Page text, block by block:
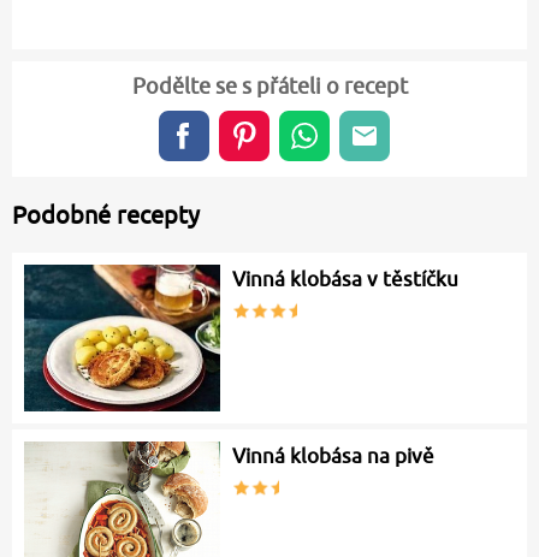
Podělte se s přáteli o recept
Podobné recepty
Vinná klobása v těstíčku
Vinná klobása na pivě